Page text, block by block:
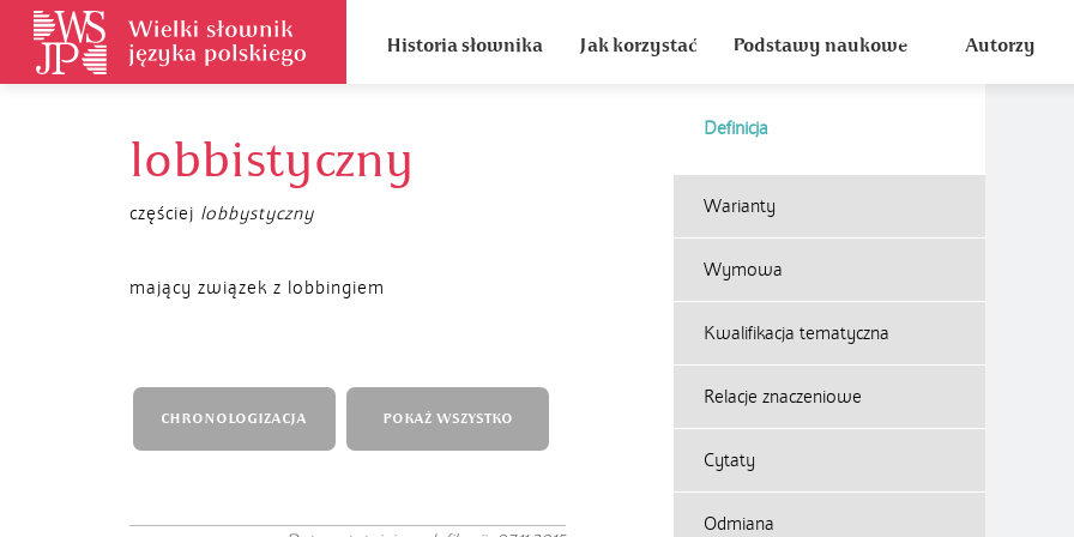
Historia słownika Jak korzystać Podstawy naukowe Autorzy
lobbistyczny
częściej lobbystyczny
Definicja
mający związek z lobbingiem
Warianty
Wymowa
Kwalifikacja tematyczna
Relacje znaczeniowe
Cytaty
Odmiana
CHRONOLOGIZACJA POKAŻ WSZYSTKO